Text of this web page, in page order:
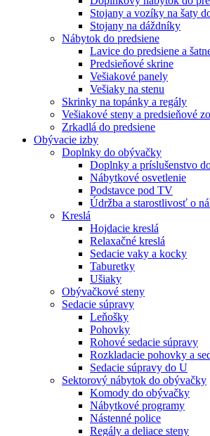
Stojany a vozíky na šaty
Stojany na dáždníky
Nábytok do predsiene
Lavice do predsiene a
Predsieňové skrine
Vešiakové panely
Vešiaky na stenu
Skrinky na topánky a regály
Vešiakové steny a predsieňové
Zrkadlá do predsiene
Obývacie izby
Doplnky do obývačky
Doplnky a príslušenstvo
Nábytkové osvetlenie
Podstavce pod TV
Údržba a starostlivosť o
Kreslá
Hojdacie kreslá
Relaxačné kreslá
Sedacie vaky a kocky
Taburetky
Ušiaky
Obývačkové steny
Sedacie súpravy
Leňošky
Pohovky
Rohové sedacie súpravy
Rozkladacie pohovky a
Sedacie súpravy do U
Sektorový nábytok do obývačky
Komody do obývačky
Nábytkové programy
Nástenné police
Regály a deliace steny